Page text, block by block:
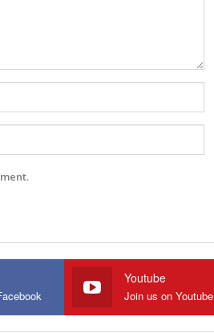
Youtube
Join us on Youtube